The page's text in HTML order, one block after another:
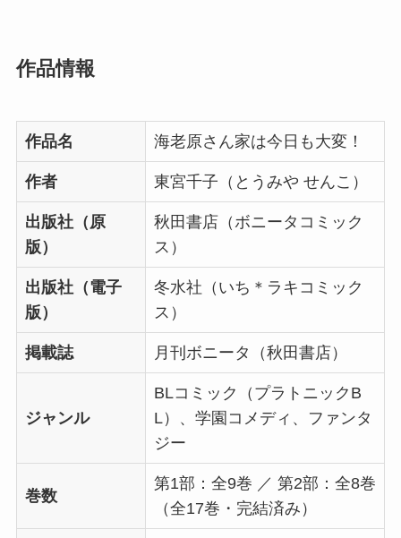
作品情報
作品名 海老原さん家は今日も大変！
作者 東宮千子（とうみや せんこ）
出版社（原
版）
秋田書店（ボニータコミック
ス）
出版社（電子
版）
冬水社（いち＊ラキコミック
ス）
掲載誌 月刊ボニータ（秋田書店）
ジャンル
BLコミック（プラトニックB
L）、学園コメディ、ファンタ
ジー
巻数
第1部：全9巻 ／ 第2部：全8巻
（全17巻・完結済み）